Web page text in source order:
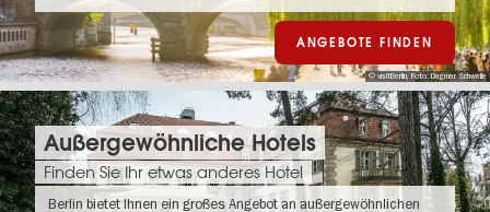
© visitBerlin, Foto: Dagmar Schwelle
ANGEBOTE FINDEN
Außergewöhnliche Hotels
Finden Sie Ihr etwas anderes Hotel
Berlin bietet Ihnen ein großes Angebot an außergewöhnlichen